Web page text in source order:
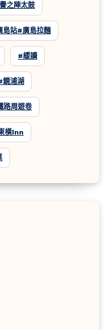
之陣太鼓
島站#廣島拉麵
#緩讀
鏡浦湖
路周遊卷
橫inn